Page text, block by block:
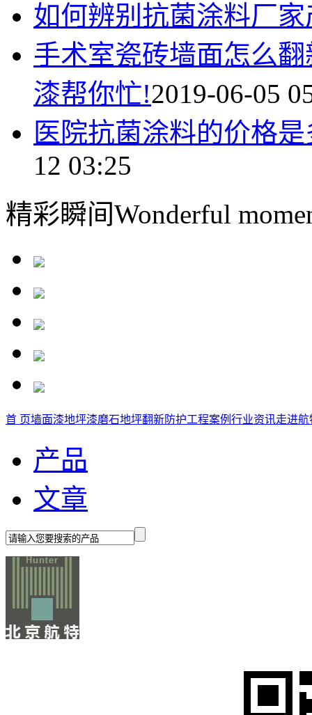
如何辨别抗菌涂料厂
手术室瓷砖墙面怎么
漆帮你忙!2019-06-05
医院抗菌涂料的价格
12 03:25
精彩瞬间Wonderful
首 页墙面漆地坪漆磨石地坪翻新防护工程案例 行业资讯走进航
产品
文章